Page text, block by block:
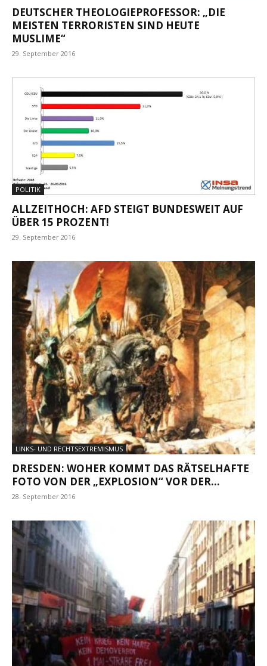
DEUTSCHER THEOLOGIEPROFESSOR: „DIE
MEISTEN TERRORISTEN SIND HEUTE
MUSLIME“
29. September 2016
POLITIK
ALLZEITHOCH: AFD STEIGT BUNDESWEIT AUF
ÜBER 15 PROZENT!
29. September 2016
LINKS- UND RECHTSEXTREMISMUS
DRESDEN: WOHER KOMMT DAS RÄTSELHAFTE
FOTO VON DER „EXPLOSION“ VOR DER...
28. September 2016